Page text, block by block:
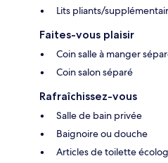
Lits pliants/
Faites-vous plaisir
Coin salle à manger
Coin salon séparé
Rafraîchissez-vous
Salle de bain privée
Baignoire ou douche
Articles de toilette